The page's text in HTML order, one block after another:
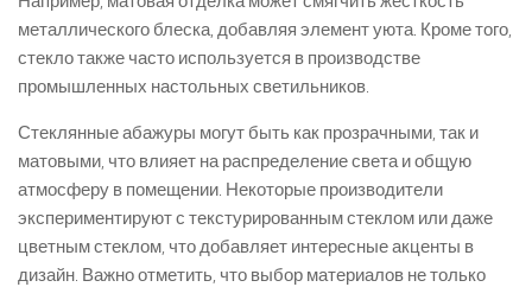
металлического блеска, добавляя элемент уюта. Кроме того,
стекло также часто используется в производстве
промышленных настольных светильников.
Стеклянные абажуры могут быть как прозрачными, так и
матовыми, что влияет на распределение света и общую
атмосферу в помещении. Некоторые производители
экспериментируют с текстурированным стеклом или даже
цветным стеклом, что добавляет интересные акценты в
дизайн. Важно отметить, что выбор материалов не только